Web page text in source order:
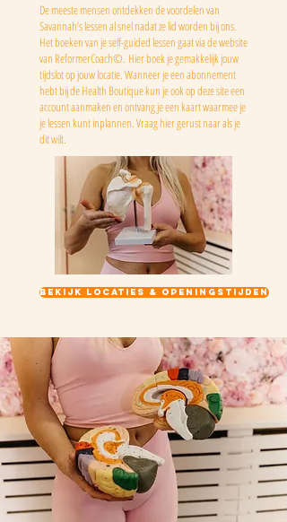
De meeste mensen ontdekken de voordelen van
Savannah’s lessen al snel nadat ze lid worden bij ons.
Het boeken van je self-guided lessen gaat via de website
van ReformerCoach©. Hier boek je gemakkelijk jouw
tijdslot op jouw locatie. Wanneer je een abonnement
hebt bij de Health Boutique kun je ook op deze site een
account aanmaken en ontvang je een kaart waarmee je
je lessen kunt inplannen. Vraag hier gerust naar als je
dit wilt.
Bekijk locaties & openingstijden